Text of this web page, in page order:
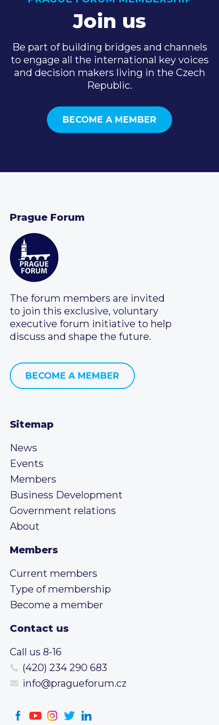
Join us
Be part of building bridges and channels
to engage all the international key voices
and decision makers living in the Czech
Republic.
BECOME A MEMBER
Prague Forum
The forum members are invited
to join this exclusive, voluntary
executive forum initiative to help
discuss and shape the future.
BECOME A MEMBER
Sitemap
News
Events
Members
Business Development
Government relations
About
Members
Current members
Type of membership
Become a member
Contact us
Call us 8-16
(420) 234 290 683
info@pragueforum.cz